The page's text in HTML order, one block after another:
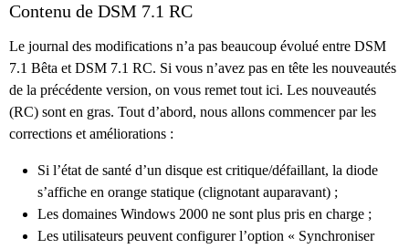
Contenu de DSM 7.1 RC
Le journal des modifications n’a pas beaucoup évolué entre DSM
7.1 Bêta et DSM 7.1 RC. Si vous n’avez pas en tête les nouveautés
de la précédente version, on vous remet tout ici. Les nouveautés
(RC) sont en gras. Tout d’abord, nous allons commencer par les
corrections et améliorations :
Si l’état de santé d’un disque est critique/défaillant, la diode
s’affiche en orange statique (clignotant auparavant) ;
Les domaines Windows 2000 ne sont plus pris en charge ;
Les utilisateurs peuvent configurer l’option « Synchroniser